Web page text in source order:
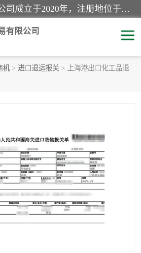
上海青禾贸易有限公司成立于2020年，注册地位于上海市宝山区。经营范围包括：机械设备、五金制品、劳防用品、电子产品、塑胶制品、家具、模具、纺织品、仪器仪表、建筑材料、装饰材料、化工产品、金属制品、机车配件等货物进出口报关、清关服务。
有限公司
机 > 进口退运报关 > 上海港出口化工品退
进口杂货清关
机床进口清关